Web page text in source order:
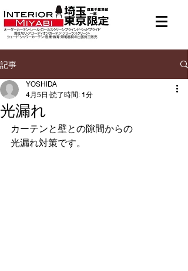
記事
光漏れ
YOSHIDA
4月5日 読了時間: 1分
カーテンと壁との隙間からの
光漏れ対策です。